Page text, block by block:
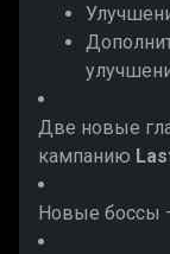
Две новые
кампанию
Новые боссы